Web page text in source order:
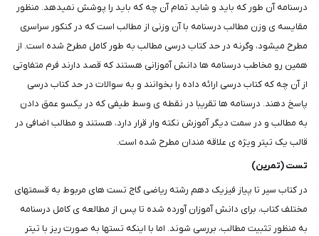
درسنامه آن طور که باید و شاید تمام آن چه که باید را پوشش نمیدهد. منظور
مقایسه ی وزن مطالب درسنامه با آن وزنی از مطالب است که در کنکور سراسری
مطرح میشود، وگرنه در حد کتاب درسی مطالب به طور کامل مطرح شده است. از
همین رو مخاطب درسنامه ها دانش آموزانی هستند که قصد دارند فرم متفاوتی
از آن چه که کتاب درسی ارائه داده را بخوانند و به سوالات در حد کتاب درسی
پاسخ دهند. درسنامه ها تقریبا در نقطه ی وسط طیفی که در یکسو عمق دادن
به مطالب و در سمت دیگر آموزش نکته وار قرار دارد، هستند و مطالب اضافی در
قالب یک تیتر ویژه ی علاقه مندان مطرح شده است.
تست (تمرین)
در کتاب سیر تا پیاز فیزیک دهم رشته ریاضی گاج تست های مربوط به قسمتهای
مختلف کتاب، برای دانش آموزان آورده شده تا پس از مطالعه ی کامل درسنامه
به منظور تثبیت مطالب، بررسی شوند. اما با اینکه تستها به صورت ریز با تیتر